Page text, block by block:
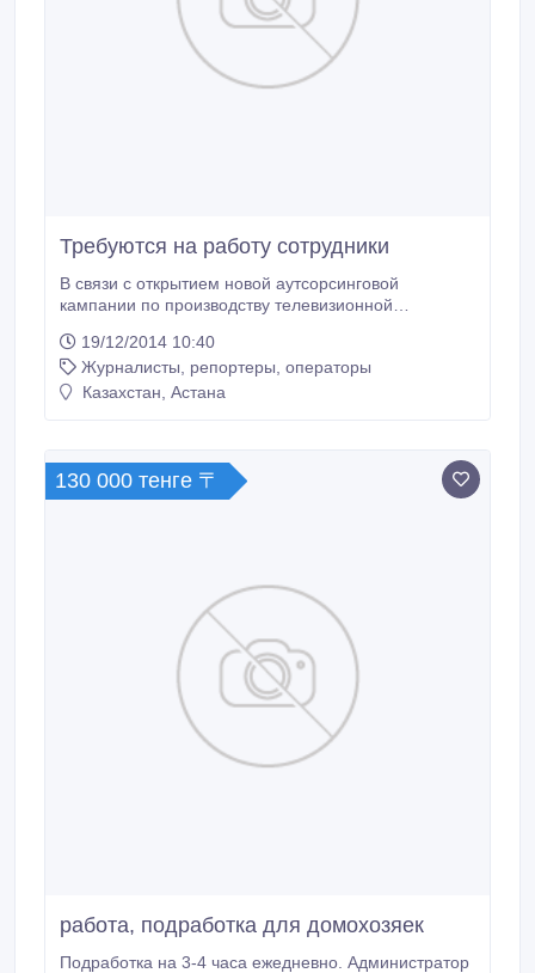
Требуются на работу сотрудники
В связи с открытием новой аутсорсинговой
кампании по производству телевизионной
сотрудники - офис-менеджер - обязательно знание
казахского и русского языка, образование
филологическое, журналистика, педагогическое. -
19/12/2014 10:40
Журналисты, репортеры, операторы
Казахстан, Астана
130 000 тенге 〒
работа, подработка для домохозяек
Подработка на 3-4 часа ежедневно. Администратор